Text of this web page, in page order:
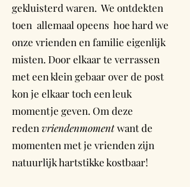
gekluisterd waren. We ontdekten
toen allemaal opeens hoe hard we
onze vrienden en familie eigenlijk
misten. Door elkaar te verrassen
met een klein gebaar over de post
kon je elkaar toch een leuk
momentje geven. Om deze
reden vriendenmomentwant de
momenten met je vrienden zijn
natuurlijk hartstikke kostbaar!